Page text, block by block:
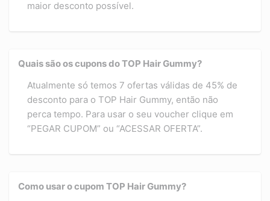
maior desconto possível.
Quais são os cupons do TOP Hair Gummy?
Atualmente só temos 7 ofertas válidas de 45% de
desconto para o TOP Hair Gummy, então não
perca tempo. Para usar o seu voucher clique em
“PEGAR CUPOM” ou “ACESSAR OFERTA”.
Como usar o cupom TOP Hair Gummy?